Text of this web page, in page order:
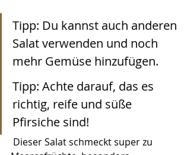
Tipp: Du kannst auch anderen
Salat verwenden und noch
mehr Gemüse hinzufügen.
Tipp: Achte darauf, das es
richtig, reife und süße
Pfirsiche sind!